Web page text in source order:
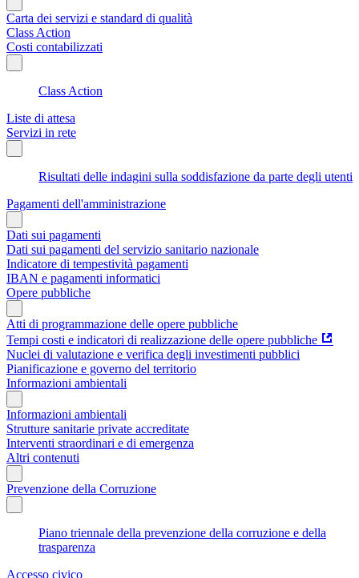
Carta dei servizi e standard di qualità
Class Action
Costi contabilizzati
Class Action
Liste di attesa
Servizi in rete
Risultati delle indagini sulla soddisfazione da parte degli utenti
Pagamenti dell'amministrazione
Dati sui pagamenti
Dati sui pagamenti del servizio sanitario nazionale
Indicatore di tempestività pagamenti
IBAN e pagamenti informatici
Opere pubbliche
Atti di programmazione delle opere pubbliche
Tempi costi e indicatori di realizzazione delle opere pubbliche
Nuclei di valutazione e verifica degli investimenti pubblici
Pianificazione e governo del territorio
Informazioni ambientali
Informazioni ambientali
Strutture sanitarie private accreditate
Interventi straordinari e di emergenza
Altri contenuti
Prevenzione della Corruzione
Piano triennale della prevenzione della corruzione e della
trasparenza
Accesso civico